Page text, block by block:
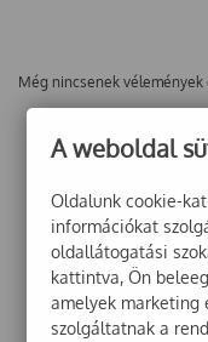
Még nincsenek vélemények
A weboldal
Oldalunk cookie-
információkat
oldallátogatási
kattintva, Ön
amelyek marketing
szolgáltatnak a